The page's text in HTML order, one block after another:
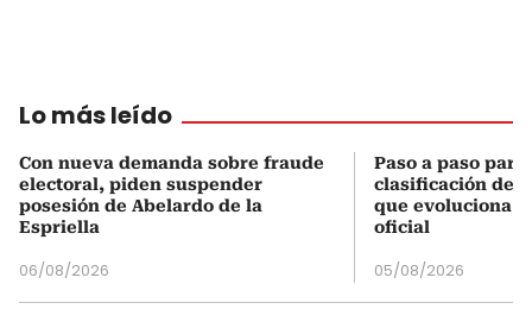
Lo más leído
Con nueva demanda sobre fraude
electoral, piden suspender
posesión de Abelardo de la
Espriella
06/08/2026
Paso a paso
clasificación del
que evoluciona
oficial
05/08/2026